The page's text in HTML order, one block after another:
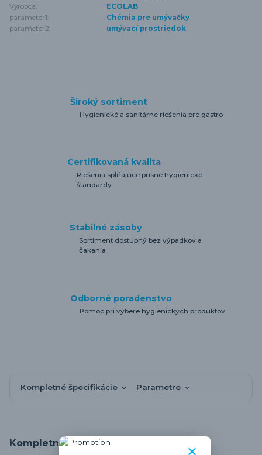
Výrobca:
ECOLAB
parameter1:
Chémia pre umývačky
parameter2:
umývací prostriedok
Široký sortiment
Hygienické a sanitárne riešenia pre gastro
Certifikovaná kvalita
Riešenia spĺňajúce prísne hygienické
štandardy
Stabilné zásoby
Sortiment dostupný bez výpadkov a
čakania
Odborné poradenstvo
Pomoc pri výbere hygienických produktov
Kompletné špecifikácie Parametre
Kompletné špecifikácie